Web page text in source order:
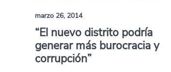
marzo 26, 2014
“El nuevo distrito podría
generar más burocracia y
corrupción”